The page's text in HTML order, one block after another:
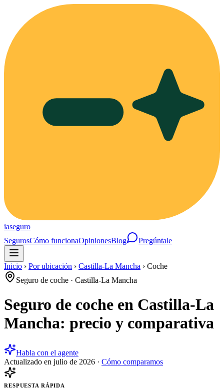
iaseguro
SegurosCómo funcionaOpinionesBlog Pregúntale
Inicio › Por ubicación › Castilla-La Mancha › Coche
Seguro de coche · Castilla-La Mancha
Seguro de coche en Castilla-La
Mancha: precio y comparativa
Habla con el agente
Actualizado en julio de 2026 · Cómo comparamos
RESPUESTA RÁPIDA